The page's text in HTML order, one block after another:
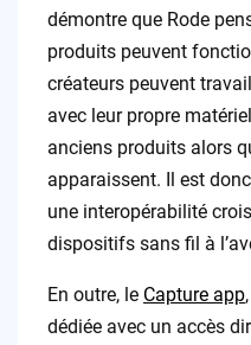
démontre que Rode
produits peuvent
créateurs peuvent
avec leur propre
anciens produits alors
apparaissent. Il est
une interopérabilité
dispositifs sans fil à
En outre, le Capture app
dédiée avec un accès